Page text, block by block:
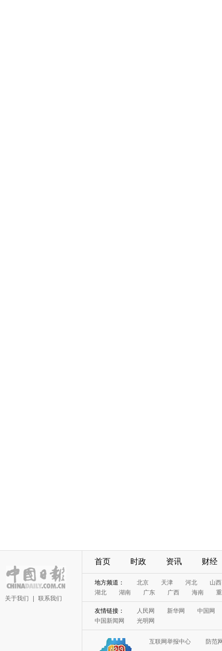
关于我们 联系我们
首页 时政 资讯 财经
地方频道： 北京 天津 河北
山西
湖北
湖南 广东 广西 海南
友情链接： 人民网 新华网
中国网
中国新闻网
光明网
互联网举报中心
防范